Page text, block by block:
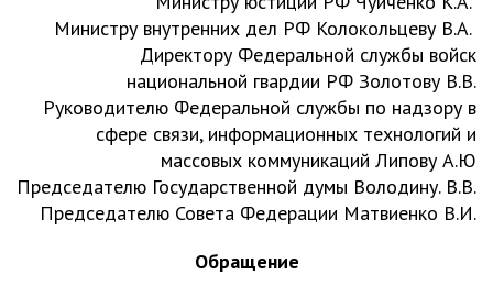
Министру внутренних дел РФ Колокольцеву В.А.
Директору Федеральной службы войск
национальной гвардии РФ Золотову В.В.
Руководителю Федеральной службы по надзору в
сфере связи, информационных технологий и
массовых коммуникаций Липову А.Ю
Председателю Государственной думы Володину. В.В.
Председателю Совета Федерации Матвиенко В.И.
Обращение